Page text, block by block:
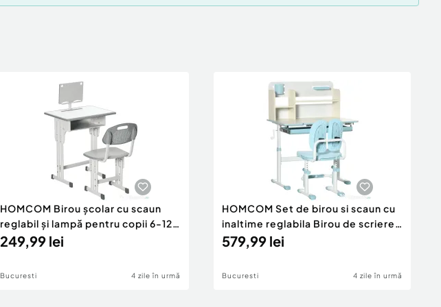
HOMCOM Birou școlar cu scaun
reglabil și lampă pentru copii 6-12
ani, oțel și MDF, gri
249,99 lei
Bucuresti 4 zile în urmă
HOMCOM Set de birou si scaun cu
inaltime reglabila Birou de scriere
pentru copii masa de studiu pentru
579,99 lei
Bucuresti 4 zile în urmă